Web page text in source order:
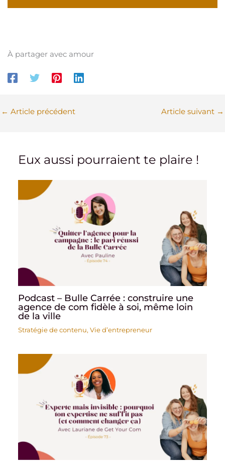
À partager avec amour
← Article précédent Article suivant →
Eux aussi pourraient te plaire !
Podcast – Bulle Carrée : construire une
agence de com fidèle à soi, même loin
de la ville
Stratégie de contenu,Vie d’entrepreneur